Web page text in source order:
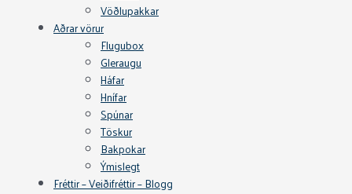
Vöðlupakkar
Aðrar vörur
Flugubox
Gleraugu
Háfar
Hnífar
Spúnar
Töskur
Bakpokar
Ýmislegt
Fréttir – Veiðifréttir – Blogg